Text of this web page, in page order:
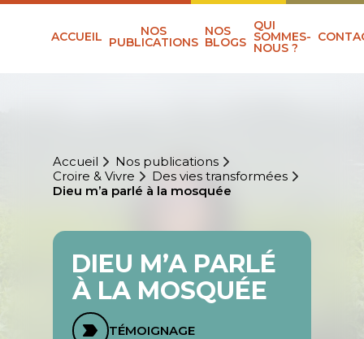
ACCUEIL NOS
PUBLICATIONS
NOS
BLOGS
QUI
SOMMES-
NOUS ?
Accueil
Nos publications
Croire & Vivre
Des vies transformées
Dieu m’a parlé à la mosquée
DIEU M’A PARLÉ
À LA MOSQUÉE
TÉMOIGNAGE